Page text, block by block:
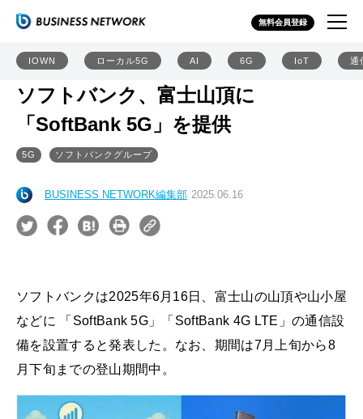
無料会員登録
IOWN ローカル5G AI 6G IoT 通
ソフトバンク、富士山頂に
「SoftBank 5G」を提供
5G ソフトバンクグループ
BUSINESS NETWORK編集部 2025.06.16
ソフトバンクは2025年6月16日、富士山の山頂や山小屋
などに 「SoftBank 5G」「SoftBank 4G LTE」の通信設
備を設置すると発表した。なお、期間は7月上旬から8
月下旬までの登山期間中。